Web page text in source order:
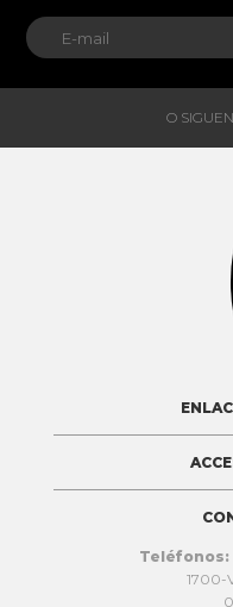
O
Teléfonos:
1700-